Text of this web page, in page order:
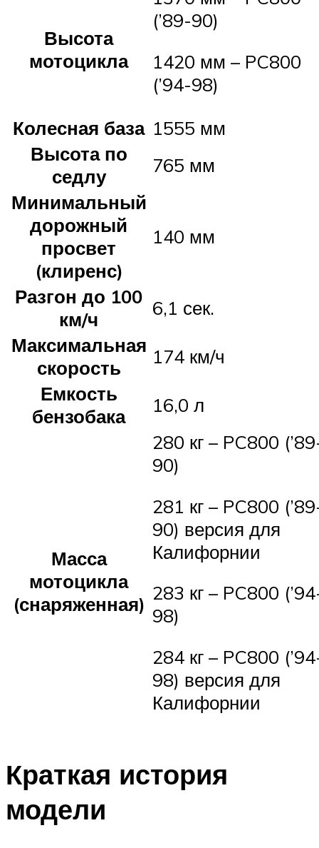
Высота
мотоцикла
(’89-90)
1420 мм – PC800
(’94-98)
Колесная база 1555 мм
Высота по
седлу
765 мм
Минимальный
дорожный
просвет
(клиренс)
140 мм
Разгон до 100
км/ч
6,1 сек.
Максимальная
скорость
174 км/ч
Емкость
бензобака
16,0 л
Масса
мотоцикла
(снаряженная)
280 кг – PC800
90)
281 кг – PC800
90) версия для
Калифорнии
283 кг – PC800
98)
284 кг – PC800
98) версия для
Калифорнии
Краткая история
модели